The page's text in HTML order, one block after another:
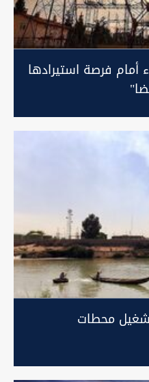
أمام فرصة استيرادها
محطات